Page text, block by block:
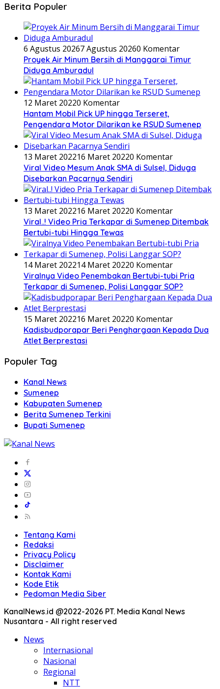
Berita Populer
6 Agustus 20267 Agustus 20260 Komentar
Proyek Air Minum Bersih di Manggarai Timur
Diduga Amburadul
12 Maret 20220 Komentar
Hantam Mobil Pick UP hingga Terseret,
Pengendara Motor Dilarikan ke RSUD Sumenep
13 Maret 202216 Maret 20220 Komentar
Viral Video Mesum Anak SMA di Sulsel, Diduga
Disebarkan Pacarnya Sendiri
13 Maret 202216 Maret 20220 Komentar
Viral..! Video Pria Terkapar di Sumenep Ditembak
Bertubi-tubi Hingga Tewas
14 Maret 202214 Maret 20220 Komentar
Viralnya Video Penembakan Bertubi-tubi Pria
Terkapar di Sumenep, Polisi Langgar SOP?
15 Maret 202216 Maret 20220 Komentar
Kadisbudporapar Beri Penghargaan Kepada Dua
Atlet Berprestasi
Populer Tag
Kanal News
Sumenep
Kabupaten Sumenep
Berita Sumenep Terkini
Bupati Sumenep
Tentang Kami
Redaksi
Privacy Policy
Disclaimer
Kontak Kami
Kode Etik
Pedoman Media Siber
KanalNews.id @2022-2026 PT. Media Kanal News
Nusantara - All right reserved
News
Internasional
Nasional
Regional
NTT